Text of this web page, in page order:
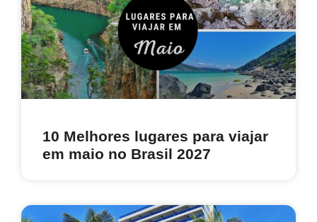
10 Melhores lugares para viajar
em maio no Brasil 2027